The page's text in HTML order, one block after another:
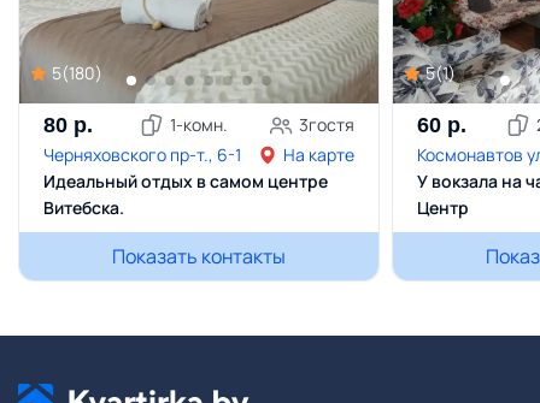
5(180)
80 р. 1-комн. 3гостя
Черняховского пр-т., 6-1
На карте
Идеальный отдых в самом центре
Витебска.
Показать контакты
5(1)
60 р.
Космонавтов
У вокзала на
Центр